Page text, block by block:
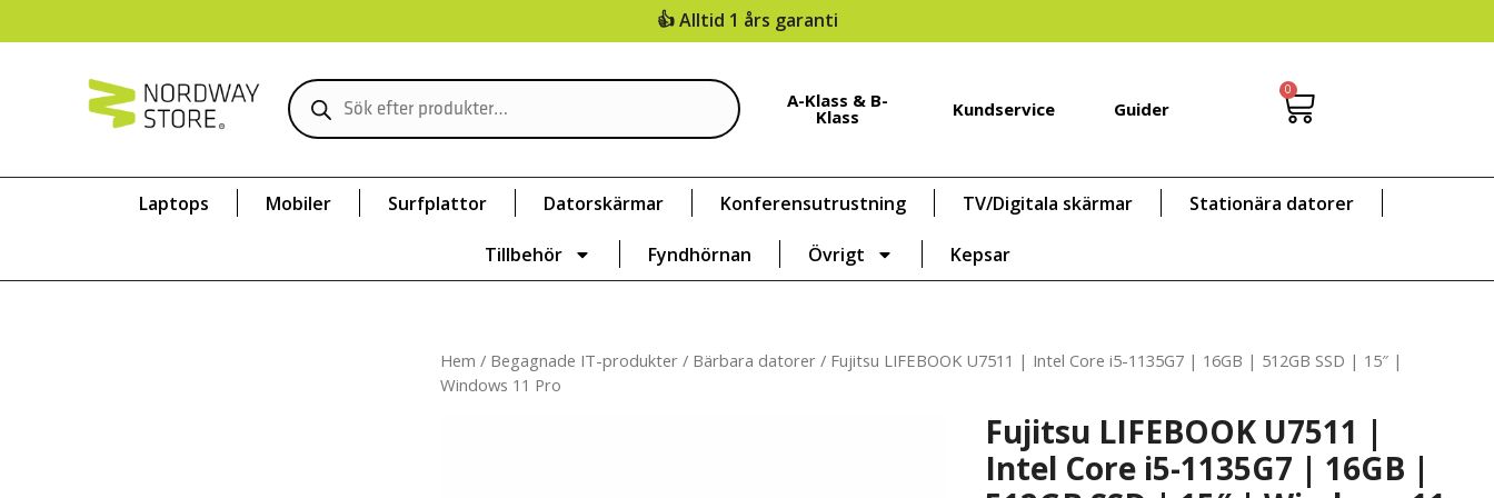
👍 Alltid 1 års garanti
A-Klass & B-
Klass Kundservice Guider
0
Laptops Mobiler Surfplattor Datorskärmar Konferensutrustning TV/Digitala skärmar Stationära datorer
Tillbehör Fyndhörnan Övrigt Kepsar
Hem / Begagnade IT-produkter / Bärbara datorer / Fujitsu LIFEBOOK U7511 | Intel Core i5-1135G7 | 16GB | 512GB SSD | 15″ |
Windows 11 Pro
Fujitsu LIFEBOOK U7511 |
Intel Core i5-1135G7 | 16GB |